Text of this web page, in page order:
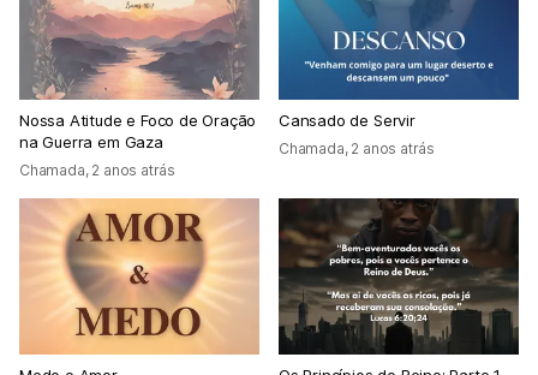
Nossa Atitude e Foco de Oração
na Guerra em Gaza
Chamada, 2 anos atrás
Cansado de Servir
Chamada, 2 anos atrás